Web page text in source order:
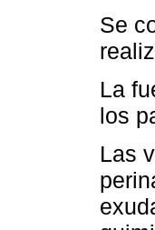
Se
La
los
Las